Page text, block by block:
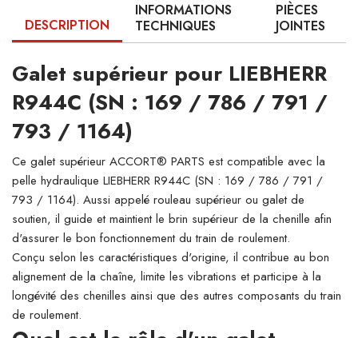
DESCRIPTION
INFORMATIONS
TECHNIQUES
PIÈCES
JOINTES
Galet supérieur pour LIEBHERR
R944C (SN : 169 / 786 / 791 /
793 / 1164)
Ce galet supérieur ACCORT® PARTS est compatible avec la
pelle hydraulique LIEBHERR R944C (SN : 169 / 786 / 791 /
793 / 1164). Aussi appelé rouleau supérieur ou galet de
soutien, il guide et maintient le brin supérieur de la chenille afin
d'assurer le bon fonctionnement du train de roulement.
Conçu selon les caractéristiques d'origine, il contribue au bon
alignement de la chaîne, limite les vibrations et participe à la
longévité des chenilles ainsi que des autres composants du train
de roulement.